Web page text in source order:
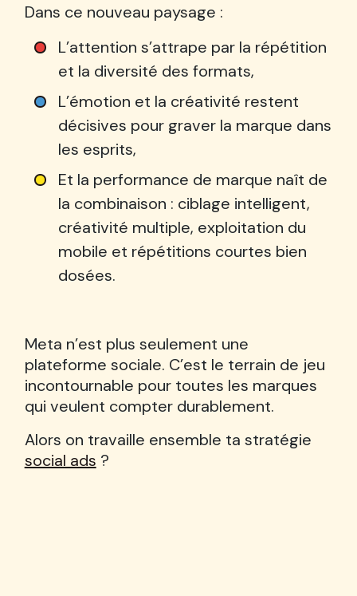
Dans ce nouveau paysage :
L’attention s’attrape par la répétition
et la diversité des formats,
L’émotion et la créativité restent
décisives pour graver la marque dans
les esprits,
Et la performance de marque naît de
la combinaison : ciblage intelligent,
créativité multiple, exploitation du
mobile et répétitions courtes bien
dosées.
Meta n’est plus seulement une
plateforme sociale. C’est le terrain de jeu
incontournable pour toutes les marques
qui veulent compter durablement.
Alors on travaille ensemble ta stratégie
social ads ?